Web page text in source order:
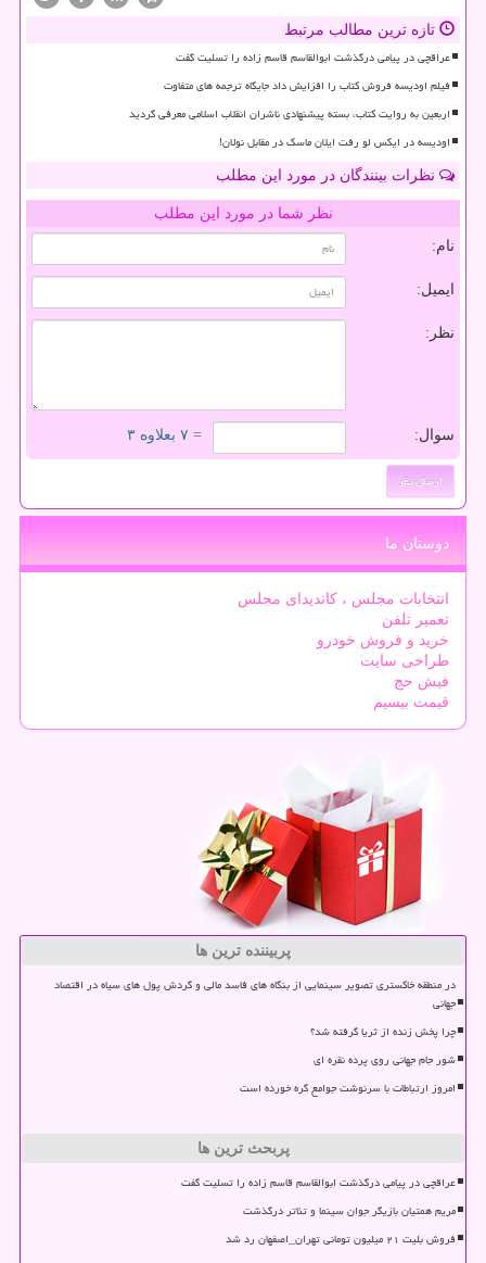
تازه ترین مطالب مرتبط
عراقچی در پیامی درگذشت ابوالقاسم قاسم زاده را تسلیت گفت
فیلم اودیسه فروش کتاب را افزایش داد جایگاه ترجمه های متفاوت
اربعین به روایت کتاب، بسته پیشنهادی ناشران انقلاب اسلامی معرفی گردید
اودیسه در ایکس لو رفت ایلان ماسک در مقابل نولان!
نظرات بینندگان در مورد این مطلب
نظر شما در مورد این مطلب
نام:
ایمیل:
نظر:
سوال: = ۷ بعلاوه ۳
دوستان ما
انتخابات مجلس ، کاندیدای مجلس
تعمیر تلفن
خرید و فروش خودرو
طراحی سایت
فیش حج
قیمت بیسیم
پربیننده ترین ها
در منطقه خاکستری تصویر سینمایی از بنگاه های فاسد مالی و گردش پول های سیاه در اقتصاد
جهانی
چرا پخش زنده از ثریا گرفته شد؟
شور جام جهانی روی پرده نقره ای
امروز ارتباطات با سرنوشت جوامع گره خورده است
پربحث ترین ها
عراقچی در پیامی درگذشت ابوالقاسم قاسم زاده را تسلیت گفت
مریم همتیان بازیگر جوان سینما و تئاتر درگذشت
فروش بلیت ۲۱ میلیون تومانی تهران_اصفهان رد شد